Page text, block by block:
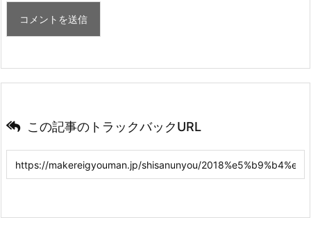
この記事のトラックバックURL